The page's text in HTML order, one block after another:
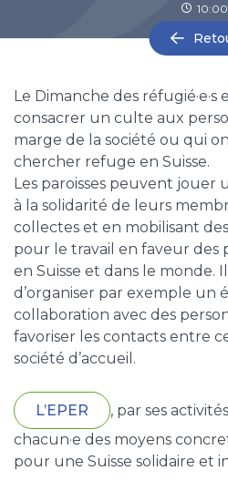
10:00
Le Dimanche des réfugié·e·s
consacrer un culte aux
marge de la société ou qui
chercher refuge en Suisse.
Les paroisses peuvent jouer
à la solidarité de leurs
collectes et en mobilisant
pour le travail en faveur des
en Suisse et dans le monde.
d’organiser par exemple un
collaboration avec des
favoriser les contacts entre
société d’accueil.
L’EPER
, par ses
chacun·e des moyens
pour une Suisse solidaire et